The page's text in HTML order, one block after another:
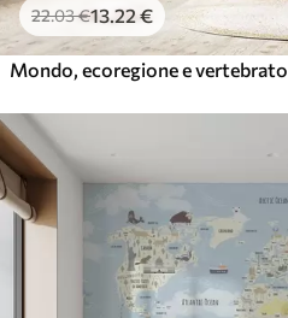
22.03€13.22 €
Mondo, ecoregione e vertebrato